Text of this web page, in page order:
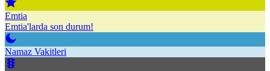
Emtia
Emtia'larda son durum!
Namaz Vakitleri